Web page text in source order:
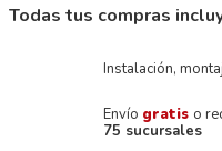
Todas tus compras
Instalación,
Envío gratis o
75 sucursales